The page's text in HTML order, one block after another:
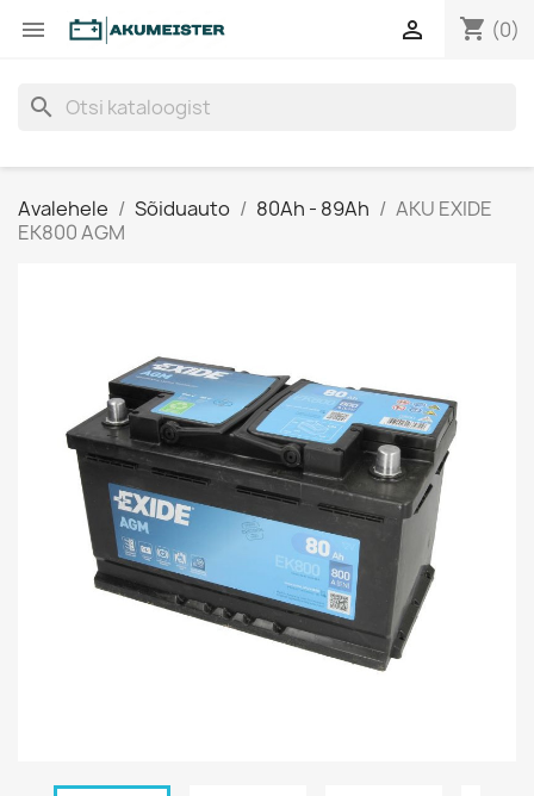
 shopping_cart (0)

search
Avalehele Sõiduauto 80Ah - 89Ah
AKU EXIDE
EK800 AGM